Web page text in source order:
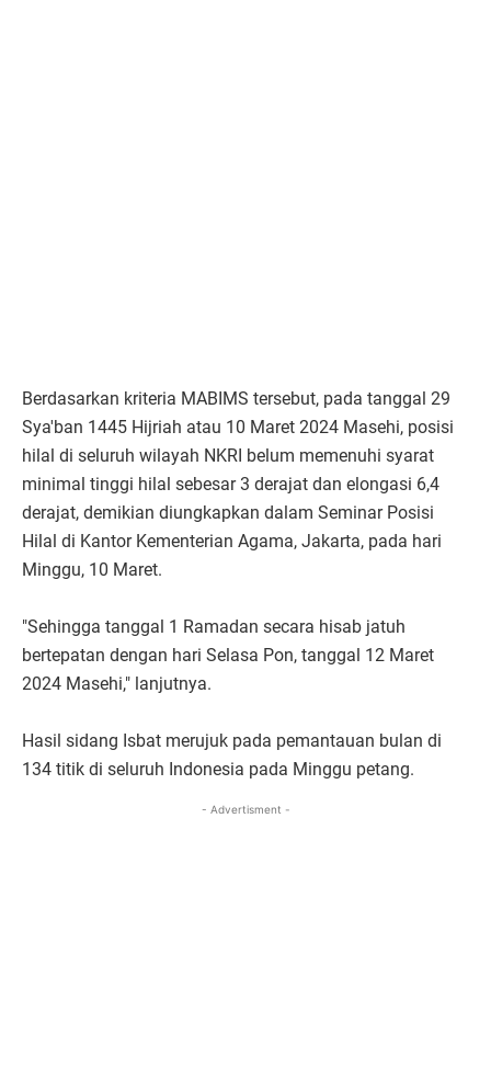
Berdasarkan kriteria MABIMS tersebut, pada tanggal 29
Sya'ban 1445 Hijriah atau 10 Maret 2024 Masehi, posisi
hilal di seluruh wilayah NKRI belum memenuhi syarat
minimal tinggi hilal sebesar 3 derajat dan elongasi 6,4
derajat, demikian diungkapkan dalam Seminar Posisi
Hilal di Kantor Kementerian Agama, Jakarta, pada hari
Minggu, 10 Maret.
"Sehingga tanggal 1 Ramadan secara hisab jatuh
bertepatan dengan hari Selasa Pon, tanggal 12 Maret
2024 Masehi," lanjutnya.
Hasil sidang Isbat merujuk pada pemantauan bulan di
134 titik di seluruh Indonesia pada Minggu petang.
- Advertisment -